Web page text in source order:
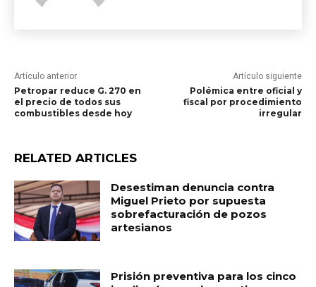
Artículo anterior
Petropar reduce G. 270 en
el precio de todos sus
combustibles desde hoy
Artículo siguiente
Polémica entre oficial y
fiscal por procedimiento
irregular
RELATED ARTICLES
Desestiman denuncia contra
Miguel Prieto por supuesta
sobrefacturación de pozos
artesianos
Prisión preventiva para los cinco